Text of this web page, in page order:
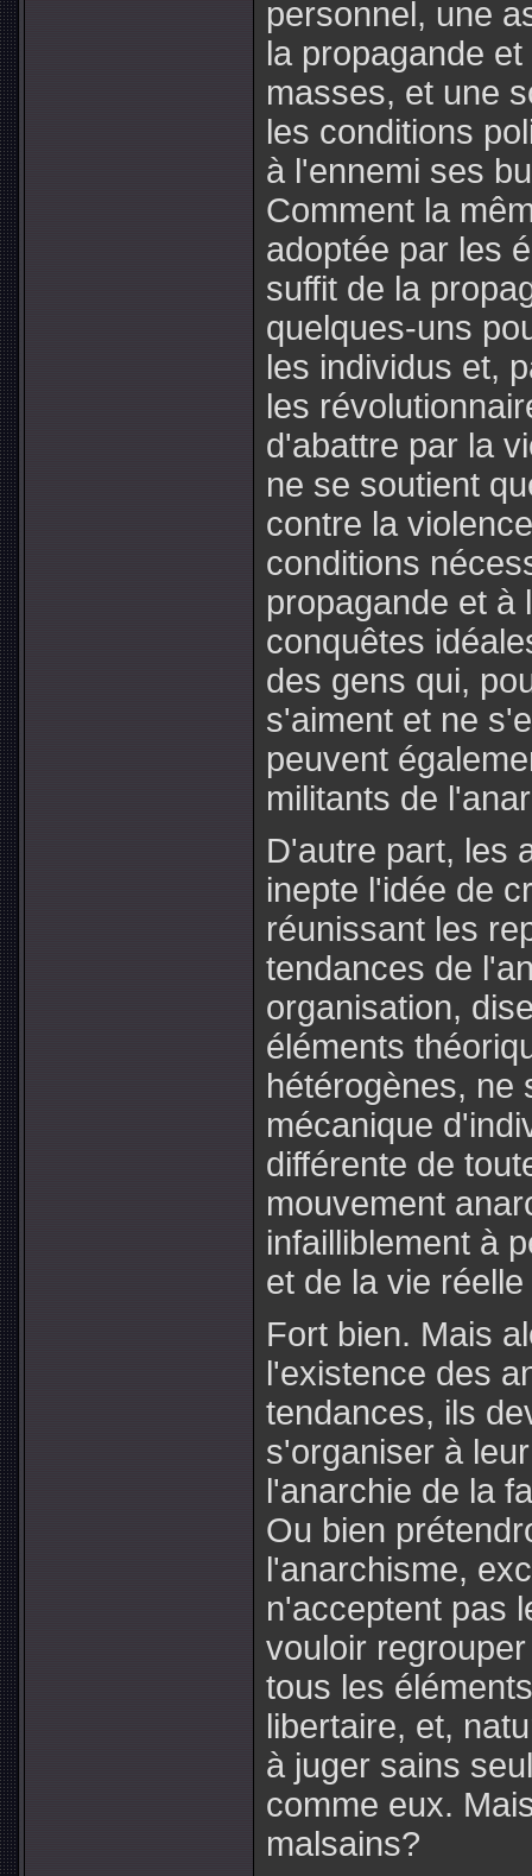
personnel, une
la propagande
masses, et une
les conditions
à l'ennemi ses
Comment la
adoptée par les
suffit de la
quelques-uns
les individus et,
les
d'abattre par la
ne se soutient
contre la
conditions
propagande et à
conquêtes
des gens qui,
s'aiment et ne
peuvent
militants de
D'autre part, les
inepte l'idée de
réunissant les
tendances de
organisation,
éléments
hétérogènes, ne
mécanique
différente de
mouvement
infailliblement à
et de la vie réelle
Fort bien. Mais
l'existence des
tendances, ils
s'organiser à
l'anarchie de la
Ou bien
l'anarchisme,
n'acceptent pas
vouloir
tous les
libertaire, et,
à juger sains
comme eux.
malsains?